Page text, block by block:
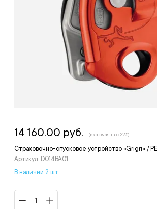
Страховочно-спусковое устройство «Grigri» /
Артикул: D014BA01
14 160.00 руб. (включая ндс 22%)
В наличии 2 шт.